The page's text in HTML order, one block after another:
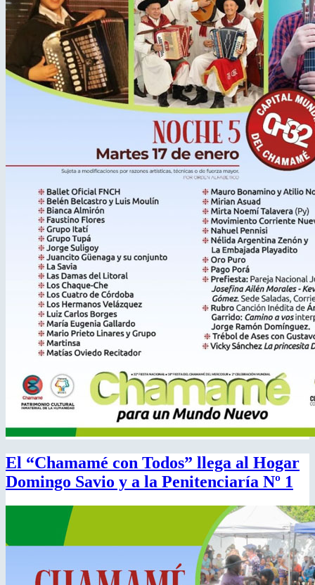
El “Chamamé con Todos” llega al Hogar
Domingo Savio y a la Penitenciaría Nº 1